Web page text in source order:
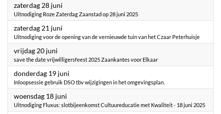
zaterdag 28 juni
Uitnodiging Roze Zaterdag Zaanstad op 28 juni 2025
zaterdag 21 juni
Uitnodiging voor de opening van de vernieuwde tuin van het Czaar Peterhuisje
vrijdag 20 juni
save the date vrijwilligersfeest 2025 Zaankantes voor Elkaar
donderdag 19 juni
Inloopsessie gebruik DSO tbv wijzigingen in het omgevingsplan.
woensdag 18 juni
Uitnodiging Fluxus: slotbijeenkomst Cultuureducatie met Kwaliteit - 18 juni 2025